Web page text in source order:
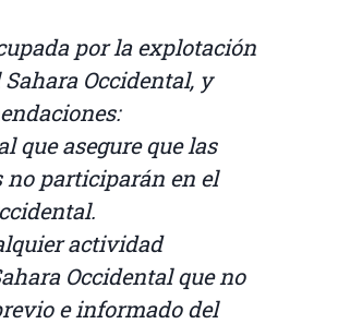
por la explotación
Occidental, y
que asegure que las
no participarán en el
actividad
Occidental que no
e informado del